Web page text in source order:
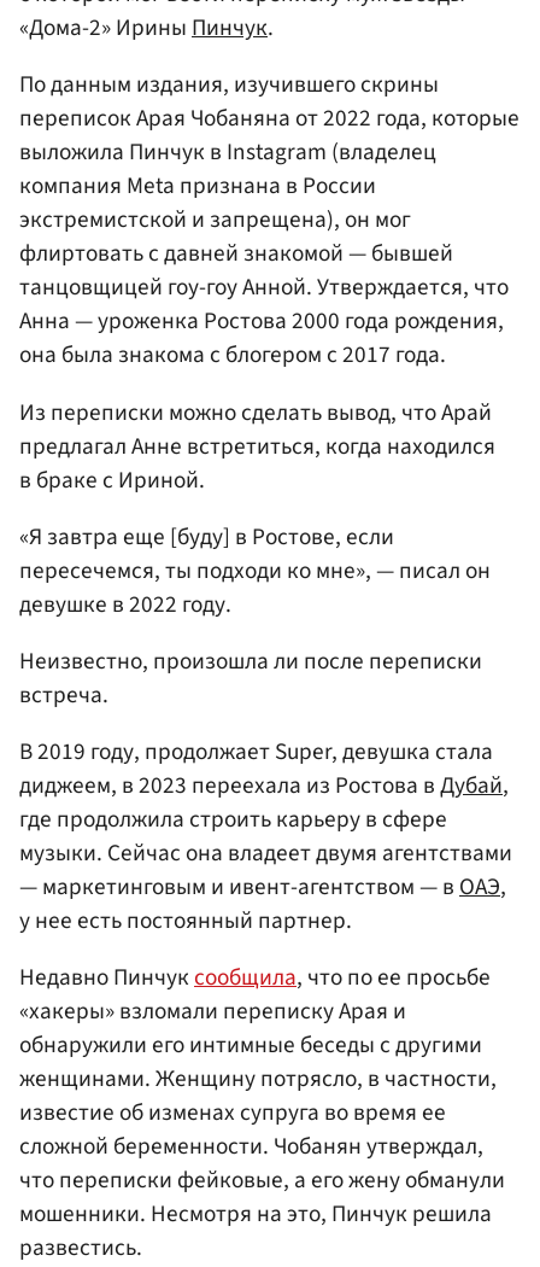
«Дома-2» ИриныПинчук.
По данным издания, изучившего скрины
переписок Арая Чобаняна от 2022 года, которые
выложила Пинчук в Instagram (владелец
компания Meta признана в России
экстремистской и запрещена), он мог
флиртовать с давней знакомой — бывшей
танцовщицей гоу-гоу Анной. Утверждается, что
Анна — уроженка Ростова 2000 года рождения,
она была знакома с блогером с 2017 года.
Из переписки можно сделать вывод, что Арай
предлагал Анне встретиться, когда находился
в браке с Ириной.
«Я завтра еще [буду] в Ростове, если
пересечемся, ты подходи ко мне», — писал он
девушке в 2022 году.
Неизвестно, произошла ли после переписки
встреча.
В 2019 году, продолжает Super, девушка стала
диджеем, в 2023 переехала из Ростова вДубай,
где продолжила строить карьеру в сфере
музыки. Сейчас она владеет двумя агентствами
— маркетинговым и ивент-агентством — вОАЭ,
у нее есть постоянный партнер.
Недавно Пинчуксообщила, что по ее просьбе
«хакеры» взломали переписку Арая и
обнаружили его интимные беседы с другими
женщинами. Женщину потрясло, в частности,
известие об изменах супруга во время ее
сложной беременности. Чобанян утверждал,
что переписки фейковые, а его жену обманули
мошенники. Несмотря на это, Пинчук решила
развестись.